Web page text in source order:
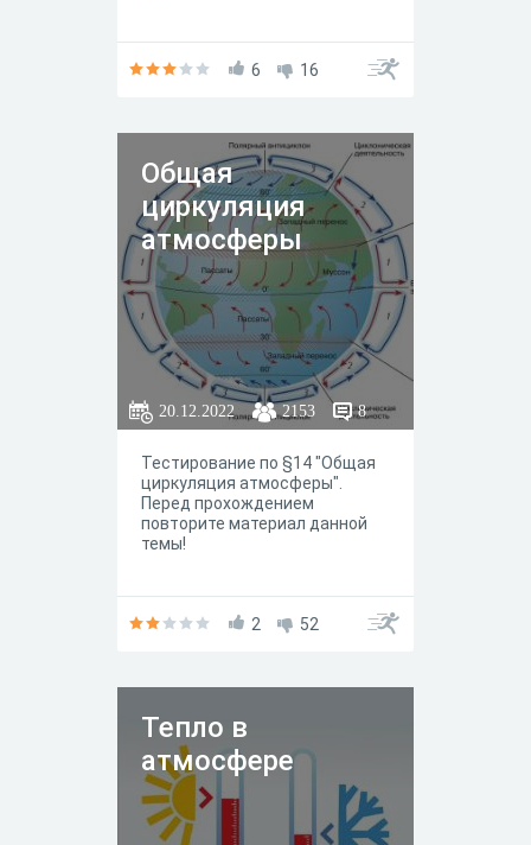
6 16
Общая
циркуляция
атмосферы
20.12.2022 2153 8
Тестирование по §14 "Общая
циркуляция атмосферы".
Перед прохождением
повторите материал данной
темы!
2 52
Тепло в
атмосфере